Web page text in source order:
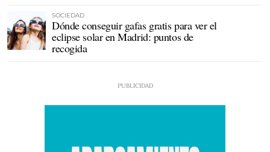
SOCIEDAD
Dónde conseguir gafas gratis para ver el
eclipse solar en Madrid: puntos de
recogida